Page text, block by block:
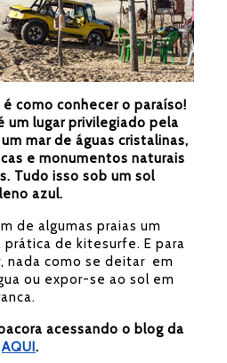
é como conhecer o paraíso!
um lugar privilegiado pela
mar de águas cristalinas,
e monumentos naturais
Tudo isso sob um sol
azul.
de algumas praias um
de kitesurfe. E para
nada como se deitar em
ou expor-se ao sol em
acessando o blog da
AQUI.